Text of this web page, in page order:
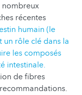
nombreux
récentes
humain (le
rôle clé dans la
les composés
intestinale.
de fibres